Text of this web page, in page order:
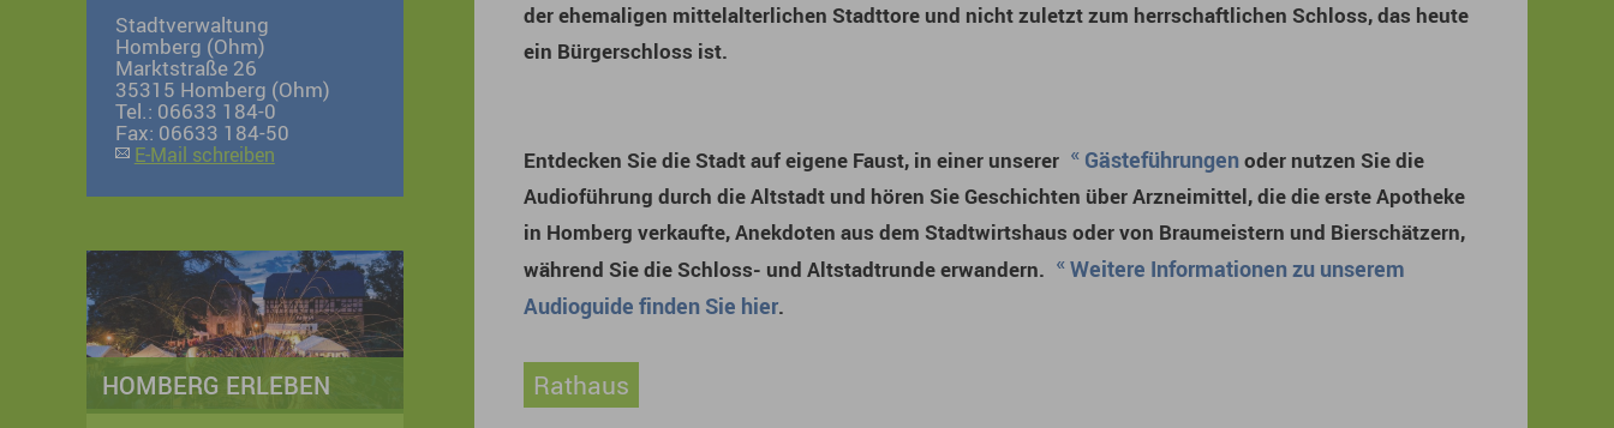
Stadtverwaltung
Homberg (Ohm)
Marktstraße 26
35315 Homberg (Ohm)
Tel.: 06633 184-0
Fax: 06633 184-50
E-Mail schreiben
HOMBERG ERLEBEN
der ehemaligen mittelalterlichen Stadttore und nicht zuletzt zum herrschaftlichen Schloss, das heute
ein Bürgerschloss ist.
Entdecken Sie die Stadt auf eigene Faust, in einer unserer Gästeführungenoder nutzen Sie die
Audioführung durch die Altstadt und hören Sie Geschichten über Arzneimittel, die die erste Apotheke
in Homberg verkaufte, Anekdoten aus dem Stadtwirtshaus oder von Braumeistern und Bierschätzern,
während Sie die Schloss- und Altstadtrunde erwandern.
Weitere Informationen zu unserem
Audioguide finden Sie hier.
Rathaus